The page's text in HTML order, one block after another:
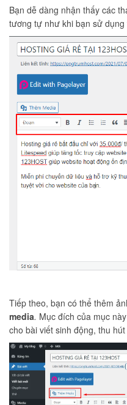
Bạn dễ dàng nhận thấy các
tương tự như khi bạn sử dụng
Tiếp theo, bạn có thể thêm
media. Mục đích của mục
cho bài viết sinh động, thu